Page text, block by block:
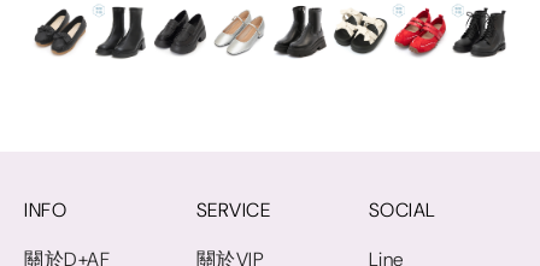
INFO
關於D+AF
SERVICE
關於VIP
SOCIAL
Line